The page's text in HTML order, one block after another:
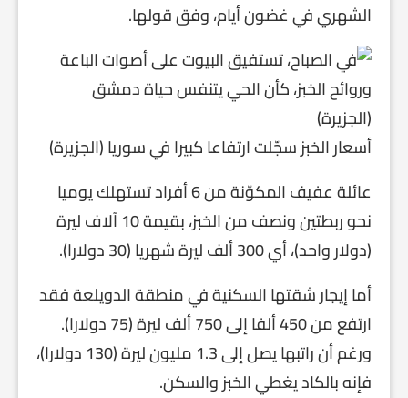
الشهري في غضون أيام، وفق قولها.
أسعار الخبز سجّلت ارتفاعا كبيرا في سوريا (الجزيرة)
عائلة عفيف المكوّنة من 6 أفراد تستهلك يوميا
نحو ربطتين ونصف من الخبز، بقيمة 10 آلاف ليرة
(دولار واحد)، أي 300 ألف ليرة شهريا (30 دولارا).
أما إيجار شقتها السكنية في منطقة الدويلعة فقد
ارتفع من 450 ألفا إلى 750 ألف ليرة (75 دولارا).
ورغم أن راتبها يصل إلى 1.3 مليون ليرة (130 دولارا)،
فإنه بالكاد يغطي الخبز والسكن.